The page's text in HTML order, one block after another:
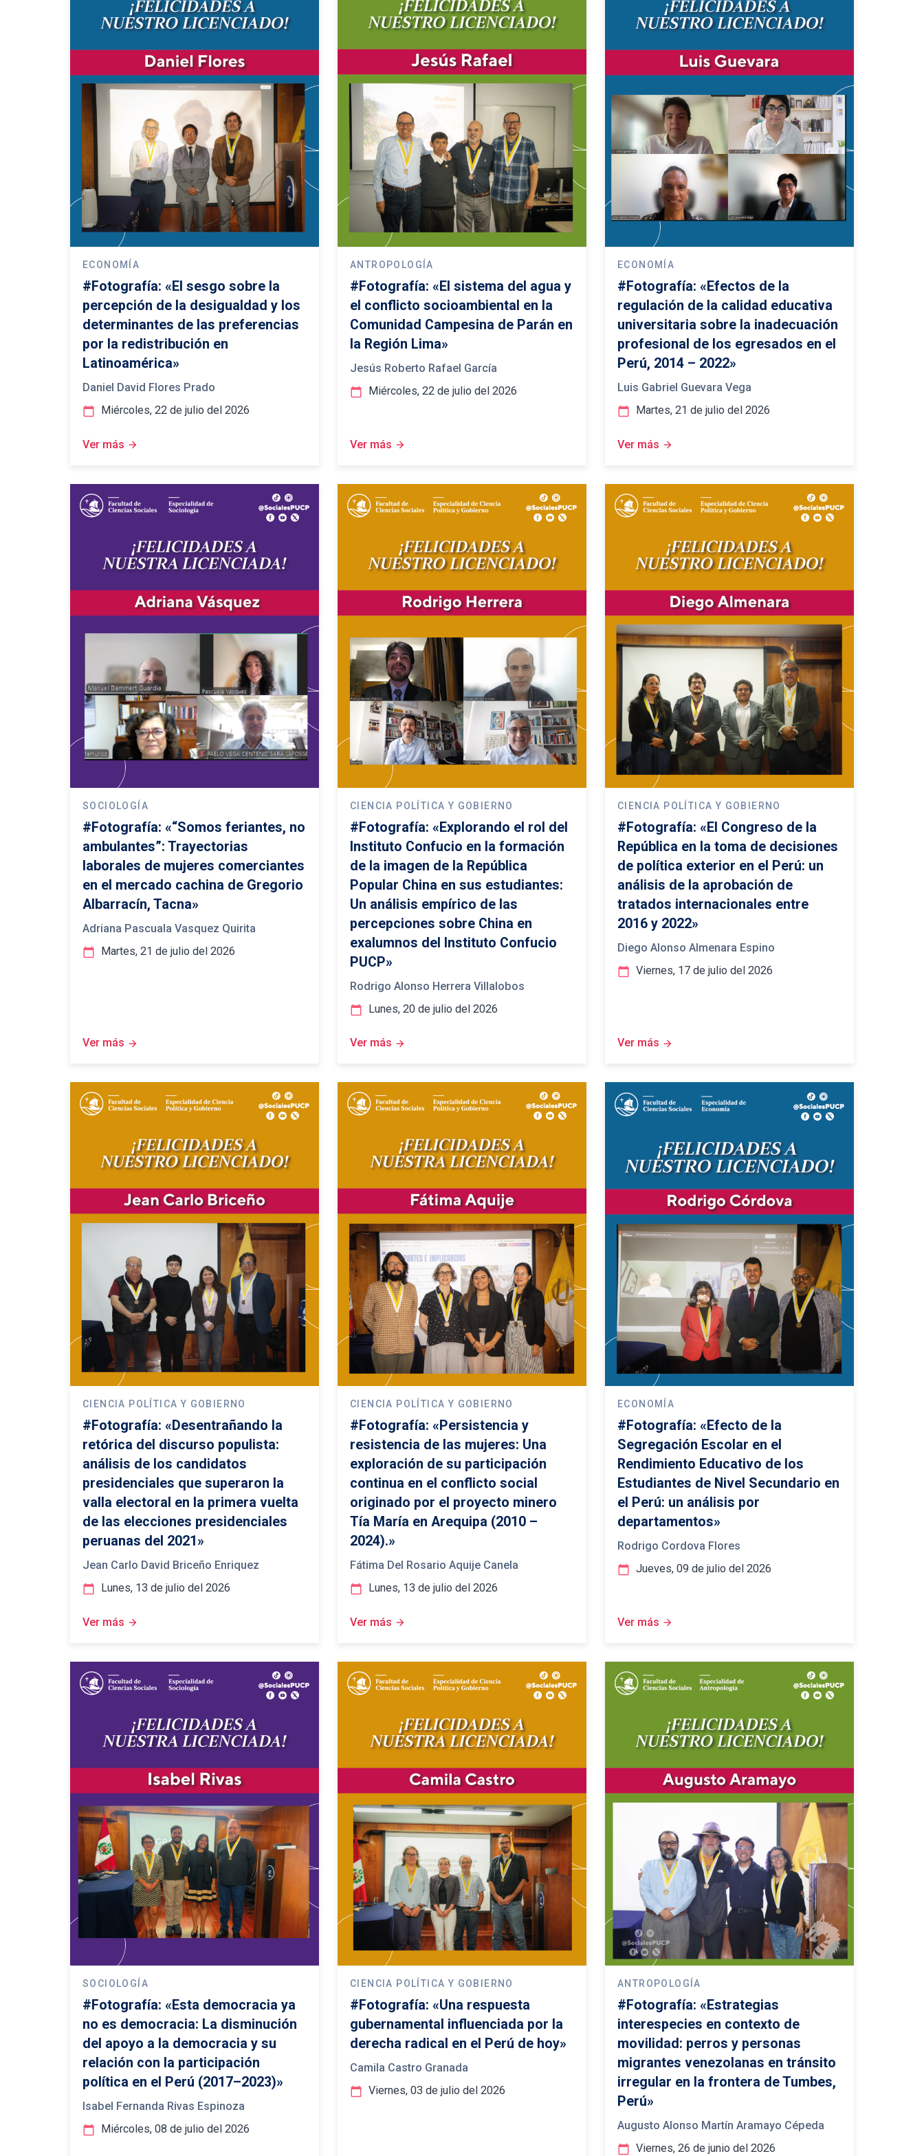
ECONOMÍA
#Fotografía: «El sesgo sobre la
percepción de la desigualdad y los
determinantes de las preferencias
por la redistribución en
Latinoamérica»
Daniel David Flores Prado
calendar_today Miércoles, 22 de julio del 2026
Ver más arrow_forward
ANTROPOLOGÍA
#Fotografía: «El sistema del agua y
el conflicto socioambiental en la
Comunidad Campesina de Parán en
la Región Lima»
Jesús Roberto Rafael García
calendar_today Miércoles, 22 de julio del 2026
Ver más arrow_forward
ECONOMÍA
#Fotografía: «Efectos de la
regulación de la calidad educativa
universitaria sobre la inadecuación
profesional de los egresados en el
Perú, 2014 – 2022»
Luis Gabriel Guevara Vega
calendar_today Martes, 21 de julio del 2026
Ver más arrow_forward
SOCIOLOGÍA
#Fotografía: «“Somos feriantes, no
ambulantes”: Trayectorias
laborales de mujeres comerciantes
en el mercado cachina de Gregorio
Albarracín, Tacna»
Adriana Pascuala Vasquez Quirita
calendar_today Martes, 21 de julio del 2026
Ver más arrow_forward
CIENCIA POLÍTICA Y GOBIERNO
#Fotografía: «Explorando el rol del
Instituto Confucio en la formación
de la imagen de la República
Popular China en sus estudiantes:
Un análisis empírico de las
percepciones sobre China en
exalumnos del Instituto Confucio
PUCP»
Rodrigo Alonso Herrera Villalobos
calendar_today Lunes, 20 de julio del 2026
Ver más arrow_forward
CIENCIA POLÍTICA Y GOBIERNO
#Fotografía: «El Congreso de la
República en la toma de decisiones
de política exterior en el Perú: un
análisis de la aprobación de
tratados internacionales entre
2016 y 2022»
Diego Alonso Almenara Espino
calendar_today Viernes, 17 de julio del 2026
Ver más arrow_forward
CIENCIA POLÍTICA Y GOBIERNO
#Fotografía: «Desentrañando la
retórica del discurso populista:
análisis de los candidatos
presidenciales que superaron la
valla electoral en la primera vuelta
de las elecciones presidenciales
peruanas del 2021»
Jean Carlo David Briceño Enriquez
calendar_today Lunes, 13 de julio del 2026
Ver más arrow_forward
CIENCIA POLÍTICA Y GOBIERNO
#Fotografía: «Persistencia y
resistencia de las mujeres: Una
exploración de su participación
continua en el conflicto social
originado por el proyecto minero
Tía María en Arequipa (2010 –
2024).»
Fátima Del Rosario Aquije Canela
calendar_today Lunes, 13 de julio del 2026
Ver más arrow_forward
ECONOMÍA
#Fotografía: «Efecto de la
Segregación Escolar en el
Rendimiento Educativo de los
Estudiantes de Nivel Secundario en
el Perú: un análisis por
departamentos»
Rodrigo Cordova Flores
calendar_today Jueves, 09 de julio del 2026
Ver más arrow_forward
SOCIOLOGÍA
#Fotografía: «Esta democracia ya
no es democracia: La disminución
del apoyo a la democracia y su
relación con la participación
política en el Perú (2017–2023)»
Isabel Fernanda Rivas Espinoza
calendar_today Miércoles, 08 de julio del 2026
CIENCIA POLÍTICA Y GOBIERNO
#Fotografía: «Una respuesta
gubernamental influenciada por la
derecha radical en el Perú de hoy»
Camila Castro Granada
calendar_today Viernes, 03 de julio del 2026
ANTROPOLOGÍA
#Fotografía: «Estrategias
interespecies en contexto de
movilidad: perros y personas
migrantes venezolanas en tránsito
irregular en la frontera de Tumbes,
Perú»
Augusto Alonso Martín Aramayo Cépeda
calendar_today Viernes, 26 de junio del 2026